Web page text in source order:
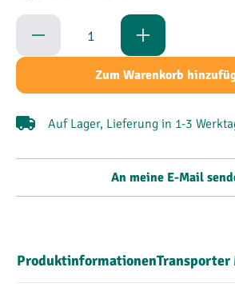
Produkt Anzahl: Gib den
Zum Warenkorb
Auf Lager, Lieferung in 1-3
An meine E-Mail
ProduktinformationenTransporter